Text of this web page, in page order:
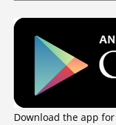
Download the app